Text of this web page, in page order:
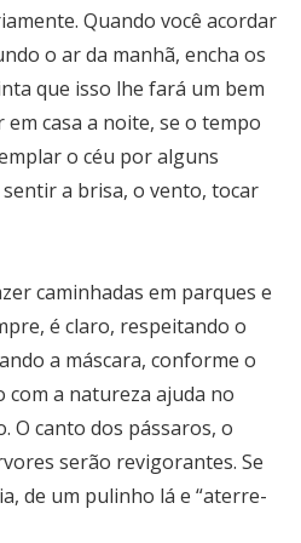
Quando você acordar
o ar da manhã, encha os
que isso lhe fará um bem
casa a noite, se o tempo
o céu por alguns
a brisa, o vento, tocar
caminhadas em parques e
é claro, respeitando o
a máscara, conforme o
com a natureza ajuda no
O canto dos pássaros, o
serão revigorantes. Se
de um pulinho lá e “aterre-